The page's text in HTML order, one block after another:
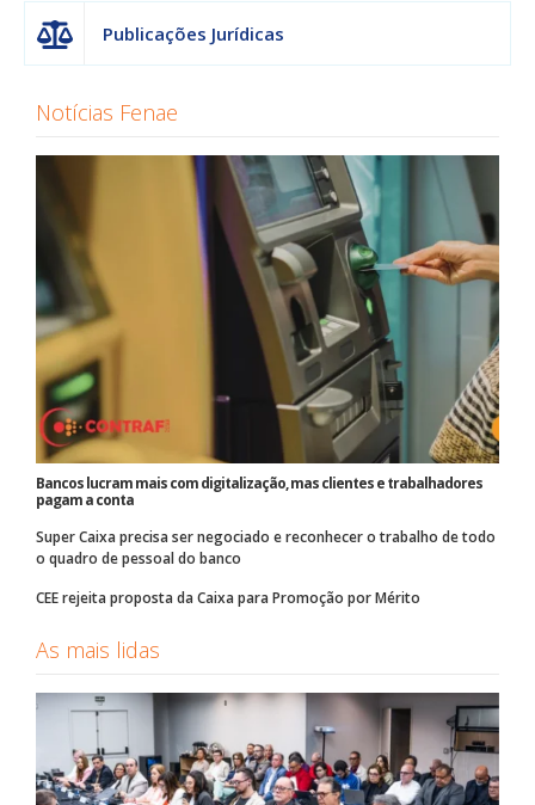
Publicações Jurídicas
Notícias Fenae
Bancos lucram mais com digitalização, mas clientes e trabalhadores
pagam a conta
Super Caixa precisa ser negociado e reconhecer o trabalho de todo
o quadro de pessoal do banco
CEE rejeita proposta da Caixa para Promoção por Mérito
As mais lidas